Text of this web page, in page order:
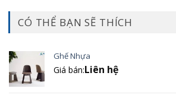
CÓ THỂ BẠN SẼ THÍCH
Ghế Nhựa
Giá bán:Liên hệ